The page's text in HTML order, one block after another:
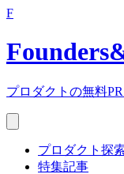
F
Founders
プロダクトの無料
プロダクト探
特集記事